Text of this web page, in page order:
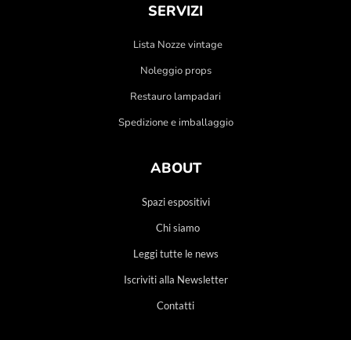
SERVIZI
Lista Nozze vintage
Noleggio props
Restauro lampadari
Spedizione e imballaggio
ABOUT
Spazi espositivi
Chi siamo
Leggi tutte le news
Iscriviti alla Newsletter
Contatti